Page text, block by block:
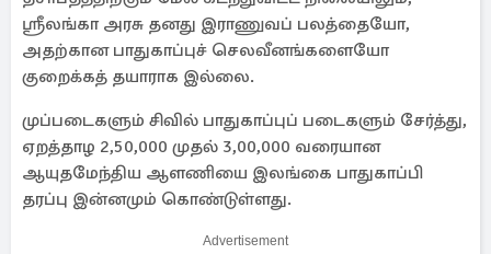
ஶ்ரீலங்கா அரசு தனது இராணுவப் பலத்தையோ,
அதற்கான பாதுகாப்புச் செலவீனங்களையோ
குறைக்கத் தயாராக இல்லை.
முப்படைகளும் சிவில் பாதுகாப்புப் படைகளும் சேர்த்து,
ஏறத்தாழ 2,50,000 முதல் 3,00,000 வரையான
ஆயுதமேந்திய ஆளணியை இலங்கை பாதுகாப்பி
தரப்பு இன்னமும் கொண்டுள்ளது.
Advertisement